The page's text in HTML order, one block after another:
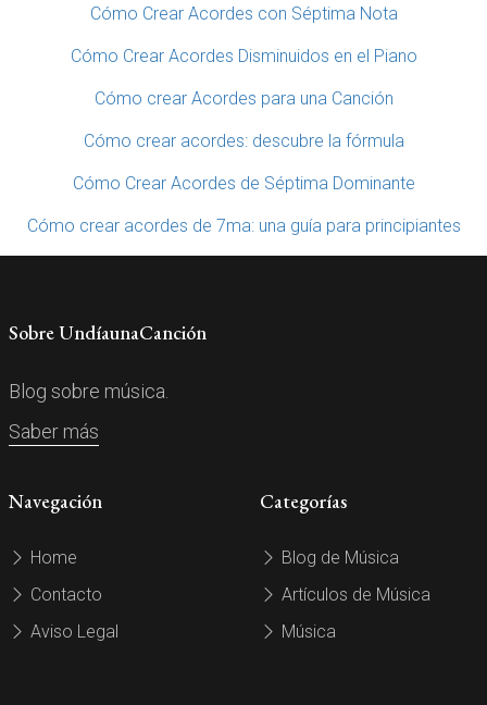
Cómo Crear Acordes con Séptima Nota
Cómo Crear Acordes Disminuidos en el Piano
Cómo crear Acordes para una Canción
Cómo crear acordes: descubre la fórmula
Cómo Crear Acordes de Séptima Dominante
Cómo crear acordes de 7ma: una guía para principiantes
Sobre UndíaunaCanción
Blog sobre música.
Saber más
Navegación
Home
Contacto
Aviso Legal
Categorías
Blog de Música
Artículos de Música
Música